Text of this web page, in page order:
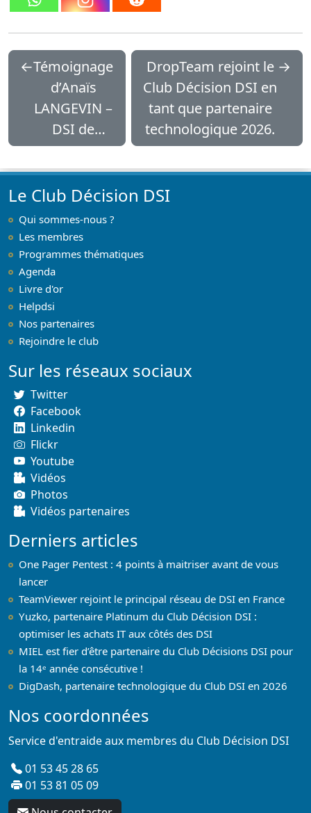
←Témoignage
d’Anaïs
LANGEVIN –
DSI de
Meogroup
DropTeam rejoint le
Club Décision DSI en
tant que partenaire
technologique 2026.
→
Le Club Décision DSI
Qui sommes-nous ?
Les membres
Programmes thématiques
Agenda
Livre d'or
Helpdsi
Nos partenaires
Rejoindre le club
Sur les réseaux sociaux
Twitter
Facebook
Linkedin
Flickr
Youtube
Vidéos
Photos
Vidéos partenaires
Derniers articles
One Pager Pentest : 4 points à maitriser avant de vous
lancer
TeamViewer rejoint le principal réseau de DSI en France
Yuzko, partenaire Platinum du Club Décision DSI :
optimiser les achats IT aux côtés des DSI
MIEL est fier d’être partenaire du Club Décisions DSI pour
la 14ᵉ année consécutive !
DigDash, partenaire technologique du Club DSI en 2026
Nos coordonnées
Service d'entraide aux membres du Club Décision DSI
01 53 45 28 65
01 53 81 05 09